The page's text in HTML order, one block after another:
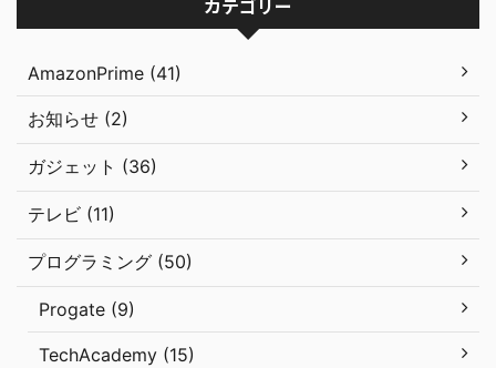
カテゴリー
AmazonPrime (41)
お知らせ (2)
ガジェット (36)
テレビ (11)
プログラミング (50)
Progate (9)
TechAcademy (15)